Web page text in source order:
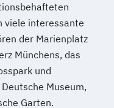
viele interessante
der Marienplatz
Münchens, das
und
Museum,
Garten.